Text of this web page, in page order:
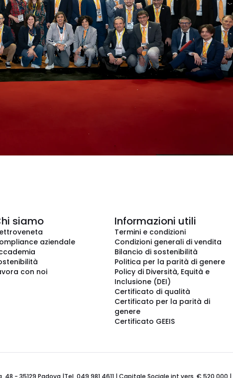
siamo
aziendale
con noi
Informazioni utili
Termini e condizioni
Condizioni generali di vendita
Bilancio di sostenibilità
Politica per la parità di genere
Policy di Diversità, Equità e
Inclusione (DEI)
Certificato di qualità
Certificato per la parità di
genere
Certificato GEEIS
- 35129 Padova |Tel. 049 981 4611 | Capitale Sociale int.vers. € 520.000 | P.